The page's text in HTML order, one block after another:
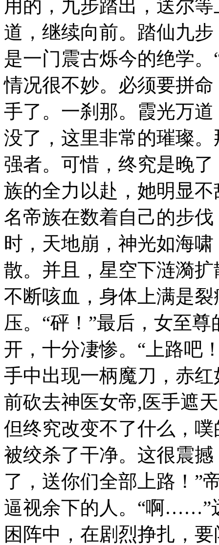
用的，九步踏出，送尔
道，继续向前。踏仙九
是一门震古烁今的绝学
情况很不妙。必须要拼
手了。一刹那。霞光万
没了，这里非常的璀璨
强者。可惜，终究是晚
族的全力以赴，她明显
名帝族在数着自己的步
时，天地崩，神光如海
散。并且，星空下涟漪
不断咳血，身体上满是
压。“砰！”最后，女至
开，十分凄惨。“上路吧
手中出现一柄魔刀，赤
前砍去神医女帝,医手遮
但终究改变不了什么，
被绞杀了干净。这很震
了，送你们全部上路！”
逼视余下的人。“啊……”
困阵中，在剧烈挣扎，